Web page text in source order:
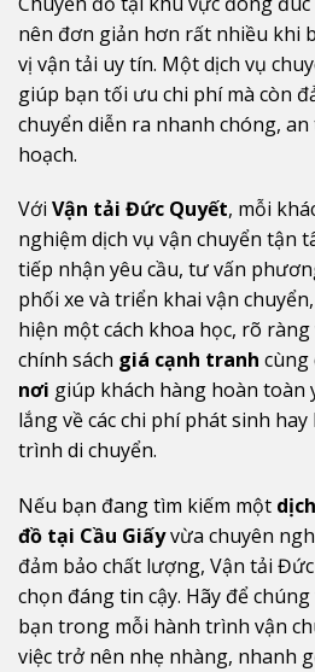
nên đơn giản hơn rất nhiều khi
vị vận tải uy tín. Một dịch vụ
giúp bạn tối ưu chi phí mà còn
chuyển diễn ra nhanh chóng,
hoạch.
Với Vận tải Đức Quyết, mỗi
nghiệm dịch vụ vận chuyển tận
tiếp nhận yêu cầu, tư vấn
phối xe và triển khai vận
hiện một cách khoa học, rõ
chính sách giá cạnh tranh cùng
nơi giúp khách hàng hoàn toàn
lắng về các chi phí phát sinh
trình di chuyển.
Nếu bạn đang tìm kiếm một
đồ tại Cầu Giấyvừa chuyên
đảm bảo chất lượng, Vận tải
chọn đáng tin cậy. Hãy để
bạn trong mỗi hành trình vận
việc trở nên nhẹ nhàng, nhanh